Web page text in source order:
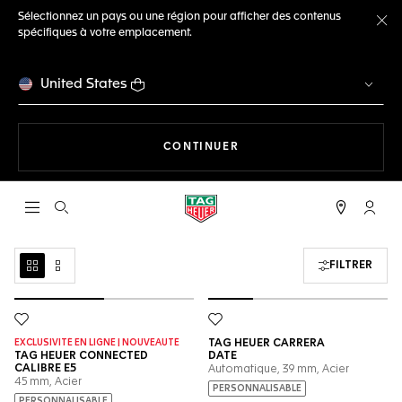
Sélectionnez un pays ou une région pour afficher des contenus
spécifiques à votre emplacement.
United States
CONTINUER
Ouvrir la barre de recherche